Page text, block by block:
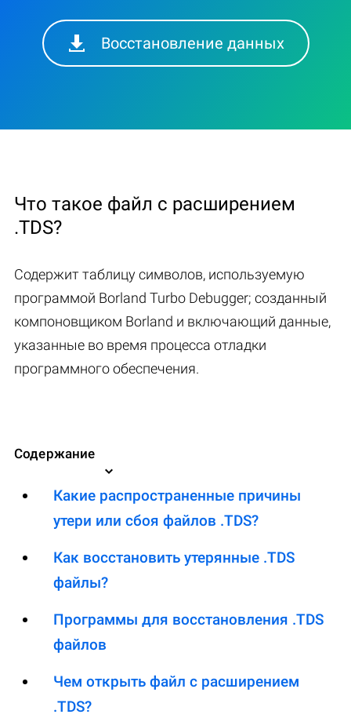
Восстановление данных
Что такое файл с расширением
.TDS?
Содержит таблицу символов, используемую
программой Borland Turbo Debugger; созданный
компоновщиком Borland и включающий данные,
указанные во время процесса отладки
программного обеспечения.
Содержание
Какие распространенные причины
утери или сбоя файлов .TDS?
Как восстановить утерянные .TDS
файлы?
Программы для восстановления .TDS
файлов
Чем открыть файл с расширением
.TDS?